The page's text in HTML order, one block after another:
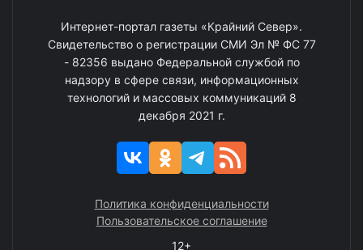
Интернет-портал газеты «Крайний Север».
Свидетельство о регистрации СМИ Эл № ФС 77
- 82356 выдано Федеральной службой по
надзору в сфере связи, информационных
технологий и массовых коммуникаций 8
декабря 2021 г.
Политика конфиденциальности
Пользовательское соглашение
12+